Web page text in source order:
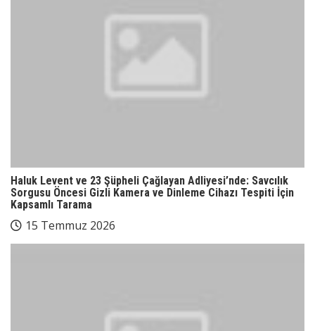
Haluk Levent ve 23 Şüpheli Çağlayan Adliyesi’nde: Savcılık
Sorgusu Öncesi Gizli Kamera ve Dinleme Cihazı Tespiti İçin
Kapsamlı Tarama
15 Temmuz 2026